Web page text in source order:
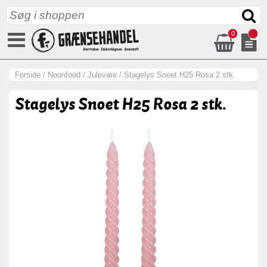
0
Forside / Noonfood / Julevare / Stagelys Snoet H25 Rosa 2 stk.
Stagelys Snoet H25 Rosa 2 stk.